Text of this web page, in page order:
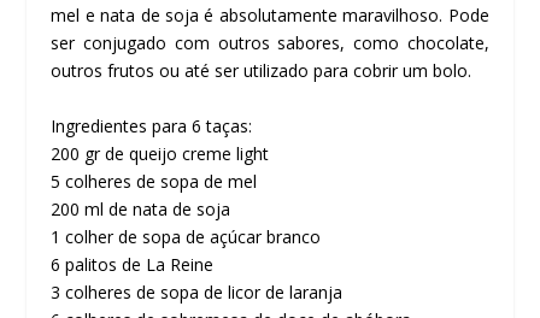
mel e nata de soja é absolutamente maravilhoso. Pode
ser conjugado com outros sabores, como chocolate,
outros frutos ou até ser utilizado para cobrir um bolo.
Ingredientes para 6 taças:
200 gr de queijo creme light
5 colheres de sopa de mel
200 ml de nata de soja
1 colher de sopa de açúcar branco
6 palitos de La Reine
3 colheres de sopa de licor de laranja